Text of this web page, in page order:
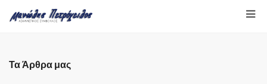
Τα Άρθρα μας